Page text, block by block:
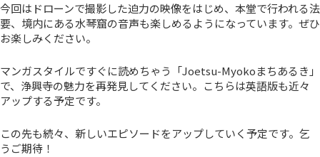
今回はドローンで撮影した迫力の映像をはじめ、本堂で行われる法
要、境内にある水琴窟の音声も楽しめるようになっています。ぜひ
お楽しみください。
マンガスタイルですぐに読めちゃう「Joetsu-Myokoまちあるき」
で、浄興寺の魅力を再発見してください。こちらは英語版も近々
アップする予定です。
この先も続々、新しいエピソードをアップしていく予定です。乞
うご期待！